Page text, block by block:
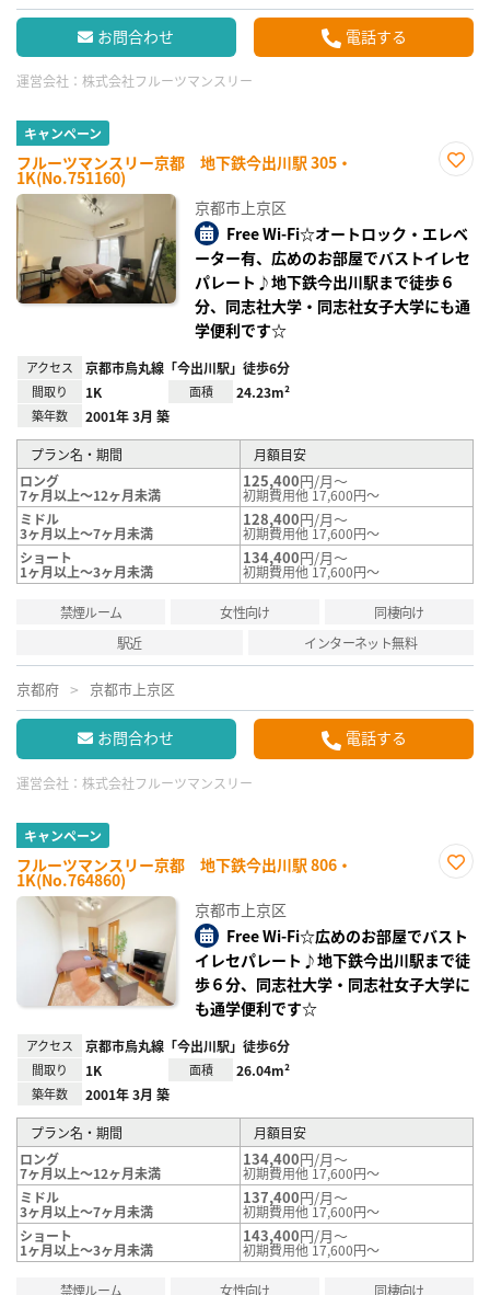
お問合わせ 電話する
運営会社： 株式会社フルーツマンスリー
キャンペーン
フルーツマンスリー京都 地下鉄今出川駅 305・
1K(No.751160)
録
京都市上京区
Free Wi-Fi☆オートロック・エレベ
ーター有、広めのお部屋でバストイレセ
パレート♪地下鉄今出川駅まで徒歩６
分、同志社大学・同志社女子大学にも通
学便利です☆
アクセス 京都市烏丸線「今出川駅」徒歩6分
間取り 1K 面積 24.23m²
築年数 2001年 3月 築
プラン名・期間
月額目安
ロング
7ヶ月以上～12ヶ月未満
125,400円/月～
初期費用他 17,600円～
ミドル
3ヶ月以上～7ヶ月未満
128,400円/月～
初期費用他 17,600円～
ショート
1ヶ月以上～3ヶ月未満
134,400円/月～
初期費用他 17,600円～
禁煙ルーム 女性向け
同棲向け
駅近
インターネット無料
京都府 京都市上京区
お問合わせ 電話する
運営会社： 株式会社フルーツマンスリー
キャンペーン
フルーツマンスリー京都 地下鉄今出川駅 806・
1K(No.764860)
録
京都市上京区
Free Wi-Fi☆広めのお部屋でバスト
イレセパレート♪地下鉄今出川駅まで徒
歩６分、同志社大学・同志社女子大学に
も通学便利です☆
アクセス 京都市烏丸線「今出川駅」徒歩6分
間取り 1K 面積 26.04m²
築年数 2001年 3月 築
プラン名・期間
月額目安
ロング
7ヶ月以上～12ヶ月未満
134,400円/月～
初期費用他 17,600円～
ミドル
3ヶ月以上～7ヶ月未満
137,400円/月～
初期費用他 17,600円～
ショート
1ヶ月以上～3ヶ月未満
143,400円/月～
初期費用他 17,600円～
禁煙ルーム 女性向け
同棲向け